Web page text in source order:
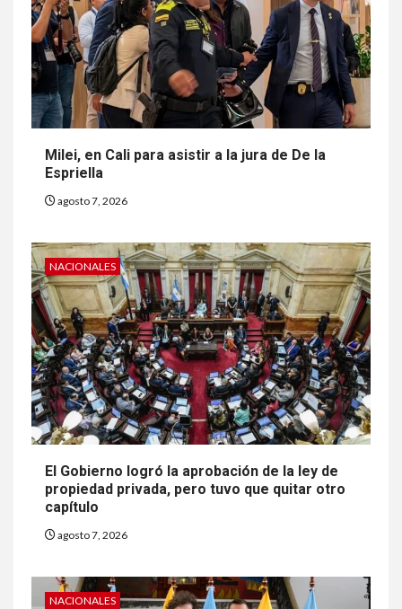
Milei, en Cali para asistir a la jura de De la
Espriella
agosto 7, 2026
NACIONALES
El Gobierno logró la aprobación de la ley de
propiedad privada, pero tuvo que quitar otro
capítulo
agosto 7, 2026
NACIONALES